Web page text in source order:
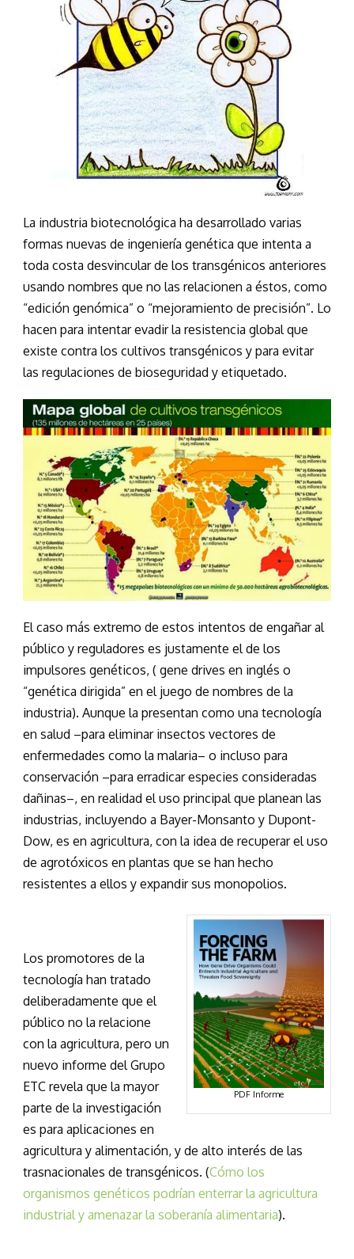
La industria biotecnológica ha desarrollado varias
formas nuevas de ingeniería genética que intenta a
toda costa desvincular de los transgénicos anteriores
usando nombres que no las relacionen a éstos, como
“edición genómica” o “mejoramiento de precisión”. Lo
hacen para intentar evadir la resistencia global que
existe contra los cultivos transgénicos y para evitar
las regulaciones de bioseguridad y etiquetado.
El caso más extremo de estos intentos de engañar al
público y reguladores es justamente el de los
impulsores genéticos, ( gene drives en inglés o
“genética dirigida” en el juego de nombres de la
industria). Aunque la presentan como una tecnología
en salud –para eliminar insectos vectores de
enfermedades como la malaria– o incluso para
conservación –para erradicar especies consideradas
dañinas–, en realidad el uso principal que planean las
industrias, incluyendo a Bayer-Monsanto y Dupont-
Dow, es en agricultura, con la idea de recuperar el uso
de agrotóxicos en plantas que se han hecho
resistentes a ellos y expandir sus monopolios.
PDF Informe
Los promotores de la
tecnología han tratado
deliberadamente que el
público no la relacione
con la agricultura, pero un
nuevo informe del Grupo
ETC revela que la mayor
parte de la investigación
es para aplicaciones en
agricultura y alimentación, y de alto interés de las
trasnacionales de transgénicos. (Cómo los
organismos genéticos podrían enterrar la agricultura
industrial y amenazar la soberanía alimentaria).